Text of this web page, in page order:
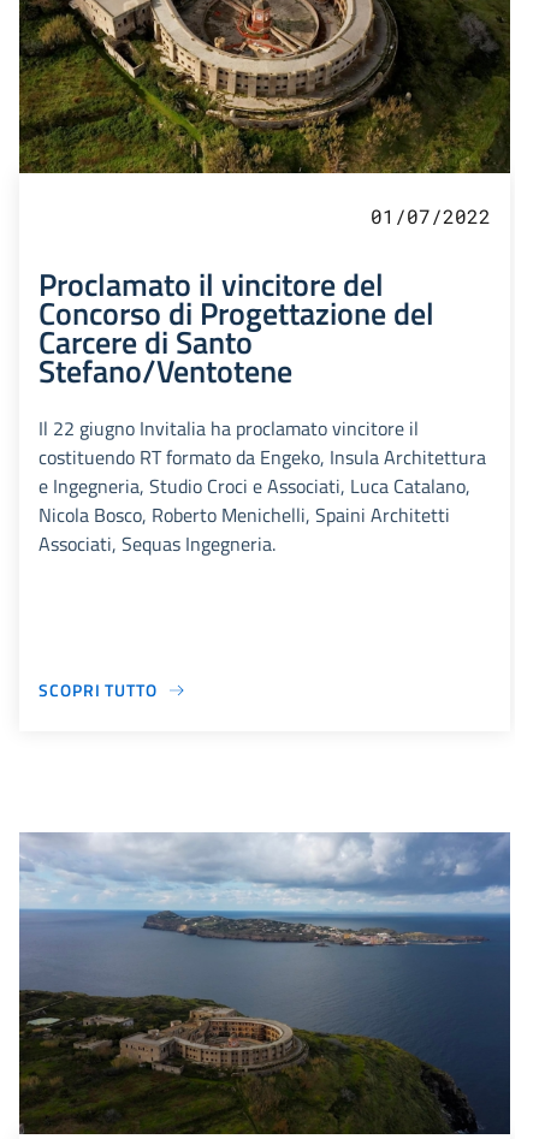
01/07/2022
Proclamato il vincitore del
Concorso di Progettazione del
Carcere di Santo
Stefano/Ventotene
Il 22 giugno Invitalia ha proclamato vincitore il
costituendo RT formato da Engeko, Insula Architettura
e Ingegneria, Studio Croci e Associati, Luca Catalano,
Nicola Bosco, Roberto Menichelli, Spaini Architetti
Associati, Sequas Ingegneria.
SCOPRI TUTTO